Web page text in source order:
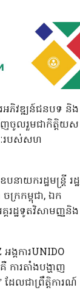
អភិវឌ្ឍន៍ជនបទ និង
ញចូលរួមជាកិត្តិយស
ៈរបស់សហ
ាយករដ្ឋមន្ត្រី រដ្ឋ
ក្រកម្ពុជា, ឯក
គរដ្ឋទូតវិសាមញ្ញនិង
ង្គការUNIDO
ារតាំងបង្ហាញ
ែលជាព្រឹត្តិការណ៍